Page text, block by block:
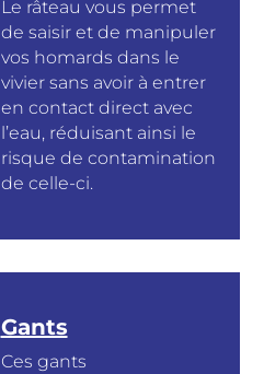
Le râteau vous permet
de saisir et de manipuler
vos homards dans le
vivier sans avoir à entrer
en contact direct avec
l’eau, réduisant ainsi le
risque de contamination
de celle-ci.
Gants
Ces gants